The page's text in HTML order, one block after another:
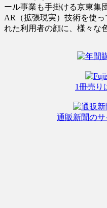
ール事業も手掛ける京東集
AR（拡張現実）技術を使
れた利用者の顔に、様々な
1冊売り
通販新聞の